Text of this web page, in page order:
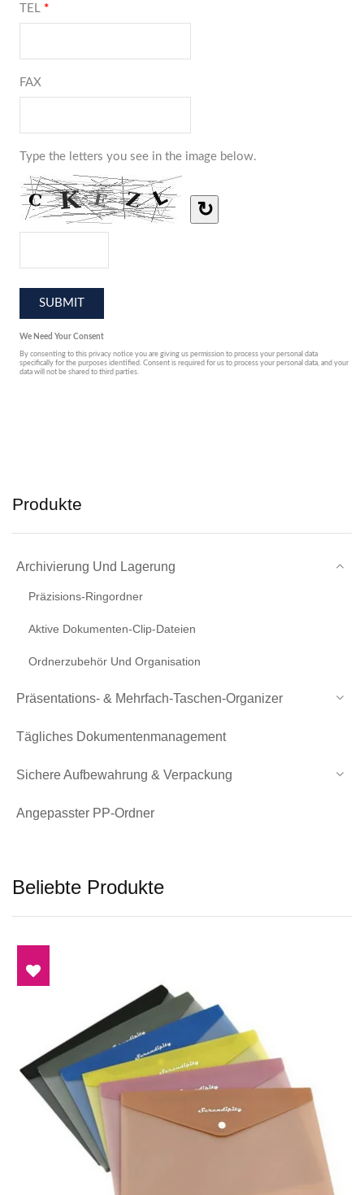
Produkte
Archivierung Und Lagerung
Präzisions-Ringordner
Aktive Dokumenten-Clip-Dateien
Ordnerzubehör Und Organisation
Präsentations- & Mehrfach-Taschen-Organizer
Tägliches Dokumentenmanagement
Sichere Aufbewahrung & Verpackung
Angepasster PP-Ordner
Beliebte Produkte